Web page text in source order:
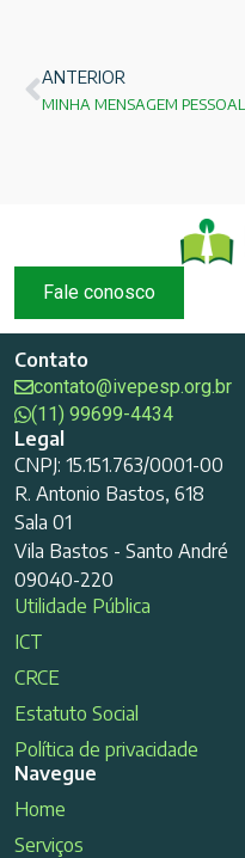
ANTERIOR
MINHA MENSAGEM PESSOAL
Fale conosco
Contato
contato@ivepesp.org.br
(11) 99699-4434
Legal
CNPJ: 15.151.763/0001-00
R. Antonio Bastos, 618
Sala 01
Vila Bastos - Santo André
09040-220
Utilidade Pública
ICT
CRCE
Estatuto Social
Política de privacidade
Navegue
Home
Serviços